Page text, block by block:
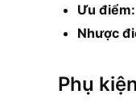
Ưu điểm:
Nhược
Phụ